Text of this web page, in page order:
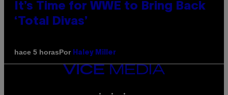
It’s Time for WWE to Bring Back
‘Total Divas’
hace 5 horasPor Haley Miller
VICE
MEDIA